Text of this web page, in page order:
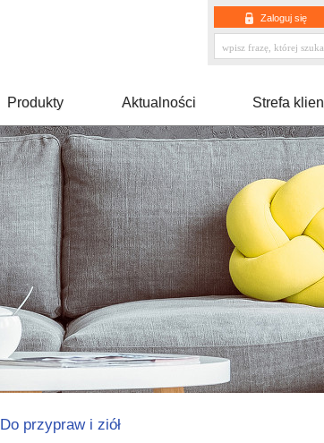
Zaloguj się
Produkty Aktualności Strefa
Do przypraw i ziół